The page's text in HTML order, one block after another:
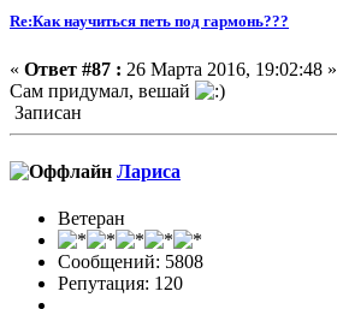
Re:Как научиться петь под гармонь???
« Ответ #87 : 26 Марта 2016, 19:02:48 »
Сам придумал, вешай
Записан
Лариса
Ветеран
Сообщений: 5808
Репутация: 120